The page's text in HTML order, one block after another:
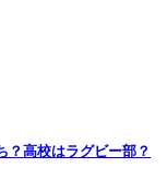
？高校はラグビー部？